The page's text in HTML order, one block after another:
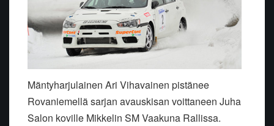
Mäntyharjulainen Ari Vihavainen pistänee
Rovaniemellä sarjan avauskisan voittaneen Juha
Salon koville Mikkelin SM Vaakuna Rallissa.